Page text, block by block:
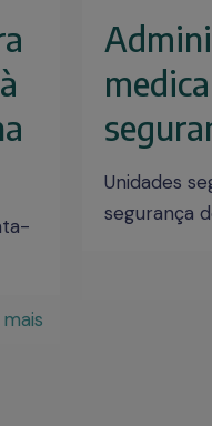
Unidades
segurança